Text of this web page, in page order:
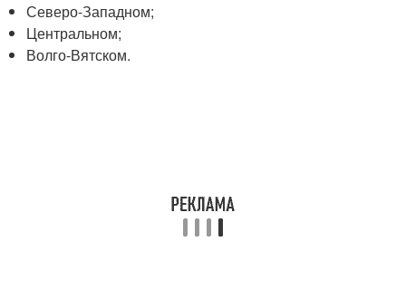
Северо-Западном;
Центральном;
Волго-Вятском.